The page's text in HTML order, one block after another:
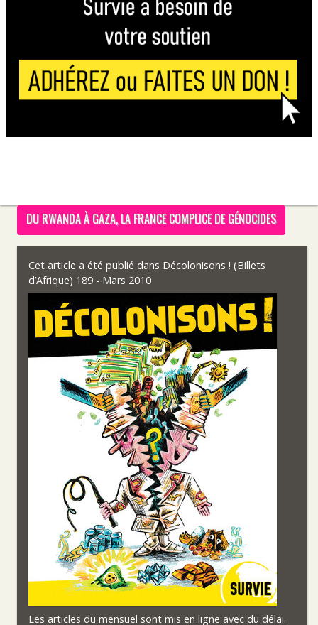
DU RWANDA À GAZA, LA FRANCE COMPLICE DE GÉNOCIDES
Cet article a été publié dans Décolonisons ! (Billets
d’Afrique) 189 - Mars 2010
Les articles du mensuel sont mis en ligne avec du délai.